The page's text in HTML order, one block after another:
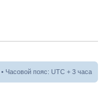
• Часовой пояс: UTC + 3 часа